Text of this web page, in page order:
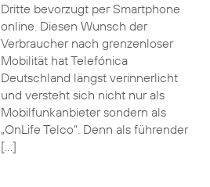
Dritte bevorzugt per Smartphone
online. Diesen Wunsch der
Verbraucher nach grenzenloser
Mobilität hat Telefónica
Deutschland längst verinnerlicht
und versteht sich nicht nur als
Mobilfunkanbieter sondern als
„OnLife Telco“. Denn als führender
[…]